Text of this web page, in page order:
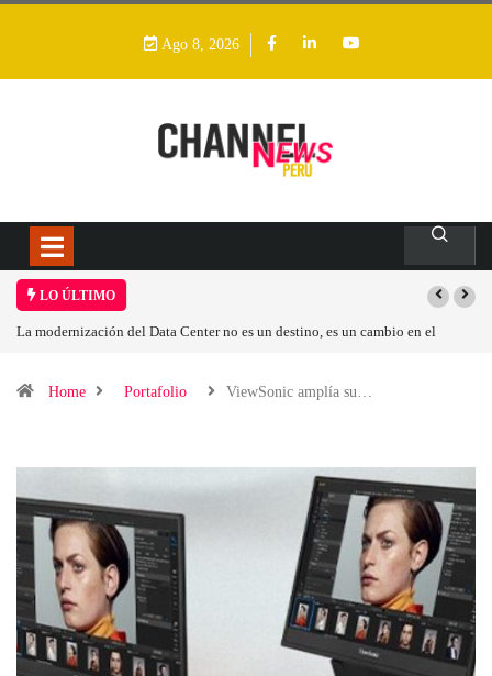
Ago 8, 2026
LO ÚLTIMO
modernización del Data Center no es un destino, es un cambio en el
Home Portafolio ViewSonic amplía su…